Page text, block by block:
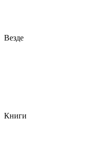
Везде
Книги